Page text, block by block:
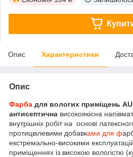
Опис Характеристики
Опис
Фарба для вологих приміщень
антисептична високоякісна
внутрішніх робіт на основі
протицвілевими добавками для ф
екстремально-високими
приміщеннях із високою вологістю